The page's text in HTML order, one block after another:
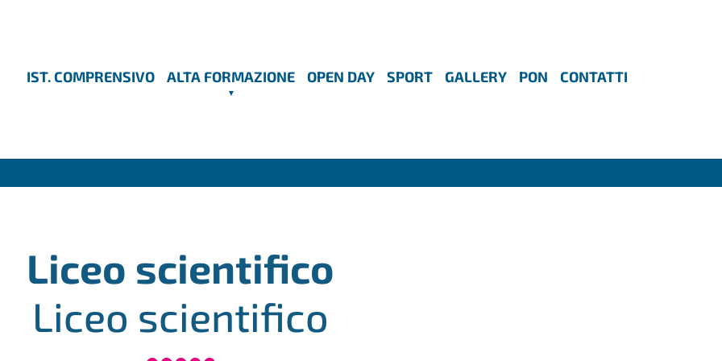
IST. COMPRENSIVO ALTA FORMAZIONE OPEN DAY SPORT GALLERY PON CONTATTI
Liceo scientifico
Liceo scientifico